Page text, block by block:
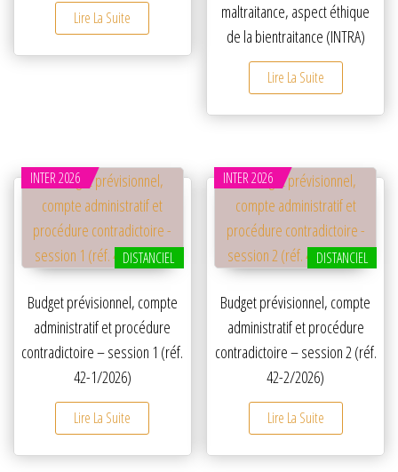
Lire La Suite
maltraitance, aspect éthique
de la bientraitance (INTRA)
Lire La Suite
INTER 2026
DISTANCIEL
Budget prévisionnel, compte
administratif et procédure
contradictoire – session 1 (réf.
42-1/2026)
Lire La Suite
INTER 2026
DISTANCIEL
Budget prévisionnel, compte
administratif et procédure
contradictoire – session 2 (réf.
42-2/2026)
Lire La Suite